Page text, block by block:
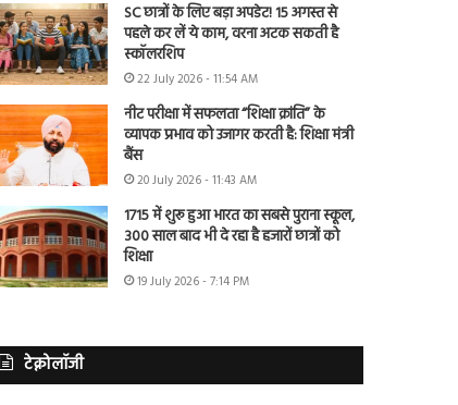
SC छात्रों के लिए बड़ा अपडेट! 15 अगस्त से
पहले कर लें ये काम, वरना अटक सकती है
स्कॉलरशिप
22 July 2026 - 11:54 AM
नीट परीक्षा में सफलता “शिक्षा क्रांति” के
व्यापक प्रभाव को उजागर करती है: शिक्षा मंत्री
बैंस
20 July 2026 - 11:43 AM
1715 में शुरू हुआ भारत का सबसे पुराना स्कूल,
300 साल बाद भी दे रहा है हजारों छात्रों को
शिक्षा
19 July 2026 - 7:14 PM
टेक्नोलॉजी